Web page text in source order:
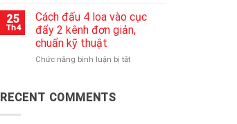
2000W
chất
mixer
chất
hiện
nhạy
của
loa
gì?
25
Th4
Cách đấu 4 loa vào cục
đẩy 2 kênh đơn giản,
chuẩn kỹ thuật
Chức năng bình luận bị tắtở
RECENT COMMENTS